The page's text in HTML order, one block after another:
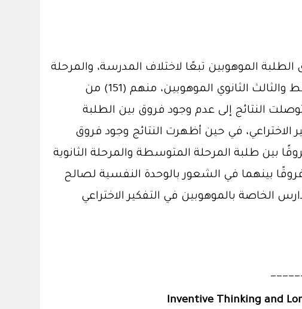
الموهوبين تبعًا لاختلاف المدرسة، والمرحلة
الدراسية، والنوع. تكوّنت عينة الدراسة من (233) طالبًا وطالبة من طلبة الصفين الثالث المتوسط والثالث الثانوي الموهوبين، منهم (151) من
العادية. توصلت النتائج إلى عدم وجود فروق بين الطلبة
الاختراعي، في حين أظهرت النتائج وجود فروق
بين طلبة المرحلة المتوسطة والمرحلة الثانوية
بينهما في الشعور بالوحدة النفسية لصالح
الخاصة بالموهوبين في التفكير الاختراعي
Inventive Thinking and